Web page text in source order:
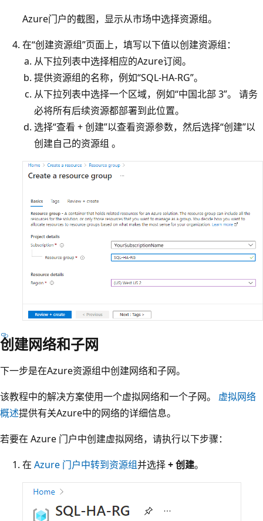
Azure门户的截图，显示从市场中选择资源组。
在“创建资源组”页面上，填写以下值以创建资源组：
从下拉列表中选择相应的Azure订阅。
提供资源组的名称，例如“SQL-HA-RG”。
从下拉列表中选择一个区域，例如“中国北部 3”。
请务
必将所有后续资源都部署到此位置。
选择“查看 + 创建”以查看资源参数，然后选择“创建”以
创建自己的资源组 。
创建网络和子网
下一步是在Azure资源组中创建网络和子网。
该教程中的解决方案使用一个虚拟网络和一个子网。 虚拟网络
概述提供有关Azure中的网络的详细信息。
若要在 Azure 门户中创建虚拟网络，请执行以下步骤：
在 Azure 门户中转到资源组并选择+ 创建。